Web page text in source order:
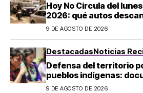
Hoy No Circula del
2026: qué autos
salir en CDMX y el
9 DE AGOSTO DE 2026
DestacadasNoticias
Defensa del territorio
pueblos indígenas:
desapariciones
9 DE AGOSTO DE 2026